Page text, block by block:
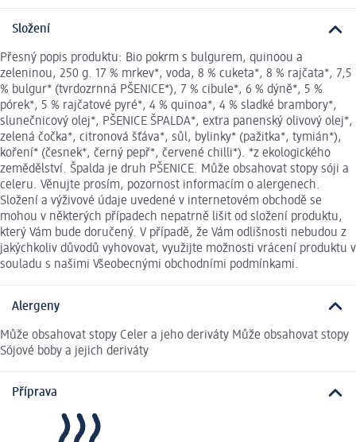
Složení
Přesný popis produktu: Bio pokrm s bulgurem, quinoou a
zeleninou, 250 g. 17 % mrkev*, voda, 8 % cuketa*, 8 % rajčata*, 7,5
% bulgur* (tvrdozrnná PŠENICE*), 7 % cibule*, 6 % dýně*, 5 %
pórek*, 5 % rajčatové pyré*, 4 % quinoa*, 4 % sladké brambory*,
slunečnicový olej*, PŠENICE ŠPALDA*, extra panenský olivový olej*,
zelená čočka*, citronová šťáva*, sůl, bylinky* (pažitka*, tymián*),
koření* (česnek*, černý pepř*, červené chilli*). *z ekologického
zemědělství. Špalda je druh PŠENICE. Může obsahovat stopy sóji a
celeru. Věnujte prosím, pozornost informacím o alergenech.
Složení a výživové údaje uvedené v internetovém obchodě se
mohou v některých případech nepatrně lišit od složení produktu,
který Vám bude doručený. V případě, že Vám odlišnosti nebudou z
jakýchkoliv důvodů vyhovovat, využijte možnosti vrácení produktu v
souladu s našimi Všeobecnými obchodními podmínkami.
Alergeny
Může obsahovat stopy Celer a jeho deriváty Může obsahovat stopy
Sójové boby a jejich deriváty
Příprava